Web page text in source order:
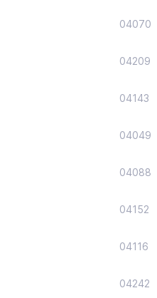
04070
04209
04143
04049
04088
04152
04116
04242